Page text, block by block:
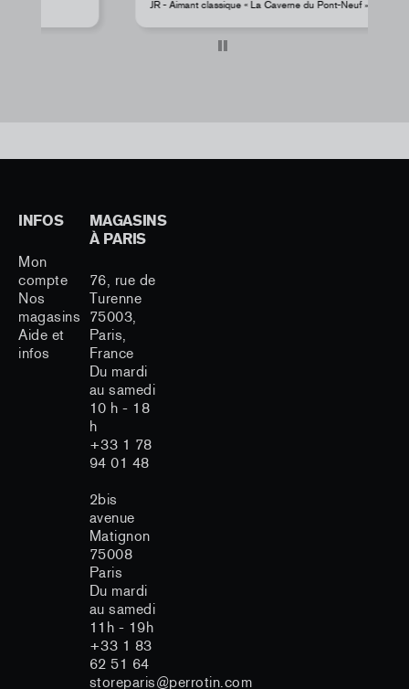
JR - Aimant classique « La Caverne du Pont-Neuf »
INFOS
Mon
compte
Nos
magasins
Aide et
infos
MAGASINS
À PARIS
76, rue de
Turenne
75003,
Paris,
France
Du mardi
au samedi
10 h - 18
h
+33 1 78
94 01 48
2bis
avenue
Matignon
75008
Paris
Du mardi
au samedi
11h - 19h
+33 1 83
62 51 64
storeparis@perrotin.com
Store respecte votre vie
des cookies afin d'assurer le fonctionnement et
mesurer l'audience, améliorer votre expérience
des publicités personnalisées.